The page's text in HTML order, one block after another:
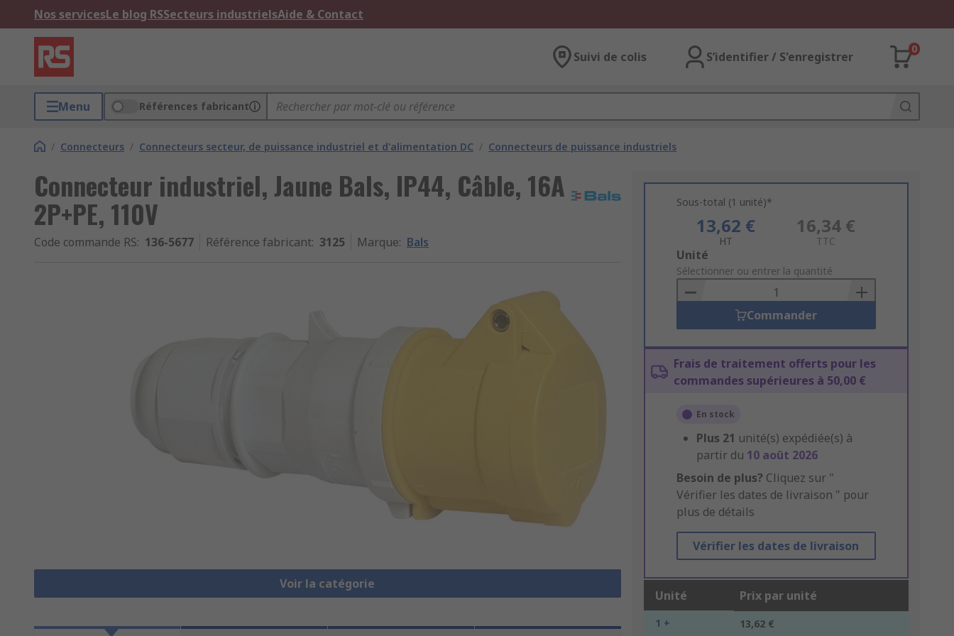
Nos servicesLe blog RSSecteurs industrielsAide & Contact
Suivi de colis S’identifier / S'enregistrer
0
Menu Références fabricant
/ Connecteurs / Connecteurs secteur, de puissance industriel et d'alimentation DC / Connecteurs de puissance industriels
Connecteur industriel, Jaune Bals, IP44, Câble, 16A
2P+PE, 110V
Code commande RS: 136-5677 Référence fabricant: 3125 Marque: Bals
Voir la catégorie
Sous-total (1 unité)*
13,62 €
HT
16,34 €
TTC
Add
to
Basket
Unité
Sélectionner ou entrer la quantité
Commander
Frais de traitement offerts pour les
commandes supérieures à 50,00 €
En stock
Plus 21 unité(s) expédiée(s) à
partir du 10 août 2026
Besoin de plus? Cliquez sur "
Vérifier les dates de livraison " pour
plus de détails
Vérifier les dates de livraison
Unité Prix par unité
1 + 13,62 €